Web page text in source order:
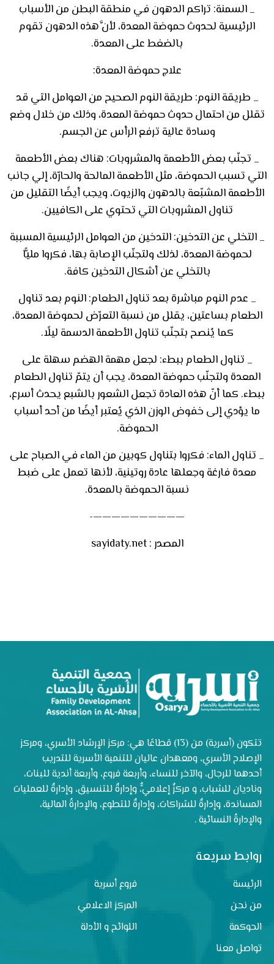
_السمنة: تراكم الدهون في منطقة البطن من الأسباب
الرئيسية لحدوث حموضة المعدة، لأنَّ هذه الدهون تقوم
بالضغط على المعدة.
علاج حموضة المعدة:
_ طريقة النوم: طريقة النوم الصحيح من العوامل التي قد
تقلل من احتمال حدوث حموضة المعدة، وذلك من خلال وضع
وسادة عالية ترفع الرأس عن الجسم.
_ تجنّب بعض الأطعمة والمشروبات: هناك بعض الأطعمة
التي تسبب الحموضة، مثل الأطعمة المالحة والحارّة، إلي جانب
الأطعمة المشبّعة بالدهون والزيوت، ويجب أيضًا التقليل من
تناول المشروبات التي تحتوي على الكافيين.
_التخلي عن التدخين: التدخين من العوامل الرئيسية المسببة
لحموضة المعدة، لذلك ولتجنّب الإصابة بها، فكروا مليًّا
بالتخلي عن أشكال التدخين كافة.
_ عدم النوم مباشرة بعد تناول الطعام: النوم بعد تناول
الطعام بساعتين، يقلل من نسبة التعرّض لحموضة المعدة،
كما يُنصح بتجنّب تناول الأطعمة الدسمة ليلًا.
_ تناول الطعام ببطء: لجعل مهمة الهضم سهلة على
المعدة ولتجنّب حموضة المعدة، يجب أن يتمّ تناول الطعام
ببطء. كما أنّ هذه العادة تجعل الشعور بالشبع يحدث أسرع،
ما يؤدي إلى خفوض الوزن الذي يُعتبر أيضًا من أحد أسباب
الحموضة.
_ تناول الماء: فكروا بتناول كوبين من الماء في الصباح على
معدة فارغة وجعلها عادة روتينية، لأنها تعمل على ضبط
نسبة الحموضة بالمعدة.
——————————-
المصدر : sayidaty.net
تتكون (أسرية) من (13) قطاعًا هي: مركز الإرشاد الأسري، ومركز
الإصلاح الأسري، ومعهدان عاليان للتنمية الأسرية للتدريب
أحدهما للرجال، والآخر للنساء، وأربعة فروع، وأربعة أندية للبنات،
وناديان للشباب، و مركزٌ إعلاميٌّ، وإدارةٌ للتنسيق، وإدارةٌ للعمليات
المساندة، وإدارةٌ للشراكات، وإدارةٌ للتطوع، والإدارةُ المالية،
والإدارةُ النسائية .
روابط سريعة
الرئيسة
فروع أسرية
من نحن
المركز الاعلامي
الحوكمة
اللوائح و الأدلة
تواصل معنا